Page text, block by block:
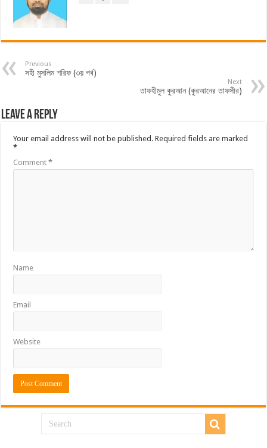
Previous
সহী মুসলিম শরিফ (৩য় পর্ব)
Next
তাফহীমুল কুরআন (কুরআনের তাফসীর)
Leave a Reply
Your email address will not be published. Required fields are marked
*
Comment*
Name
Email
Website